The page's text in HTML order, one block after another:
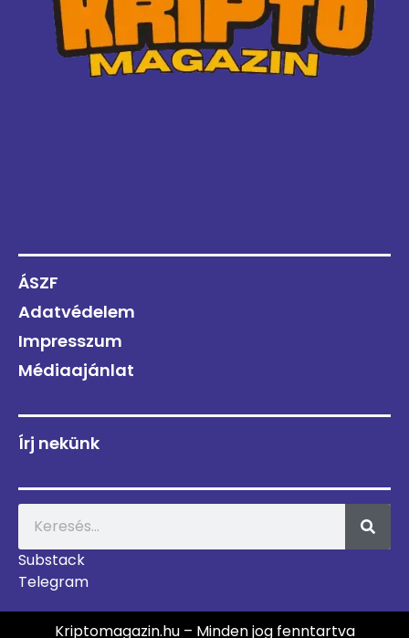
ÁSZF
Adatvédelem
Impresszum
Médiaajánlat
Írj nekünk
Substack
Telegram
Kriptomagazin.hu – Minden jog fenntartva